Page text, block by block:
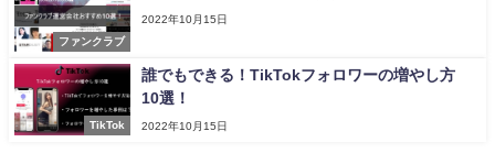
ファンクラブ
2022年10月15日
TikTok
誰でもできる！TikTokフォロワーの増やし方
10選！
2022年10月15日